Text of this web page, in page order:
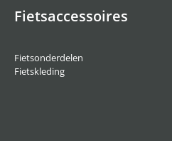
Fietsaccessoires
Fietsonderdelen
Fietskleding